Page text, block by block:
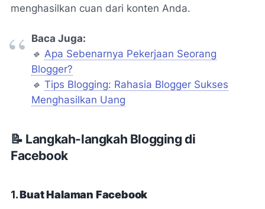
menghasilkan cuan dari konten Anda.
Baca Juga:
🔹 Apa Sebenarnya Pekerjaan Seorang
Blogger?
🔹 Tips Blogging: Rahasia Blogger Sukses
Menghasilkan Uang
📝 Langkah-langkah Blogging di
Facebook
1.Buat Halaman Facebook